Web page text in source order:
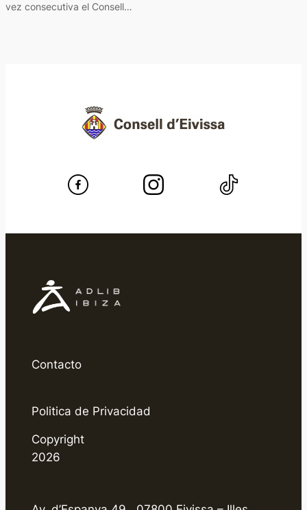
vez consecutiva el Consell…
Contacto
Politica de Privacidad
Copyright
2026